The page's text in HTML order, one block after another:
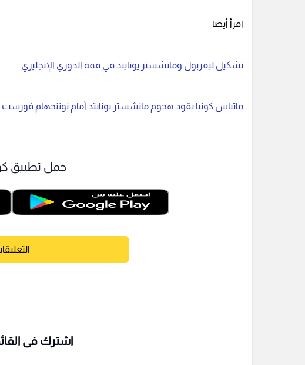
اقرأ أيضا
تشكيل ليفربول ومانشستر يونايتد في قمة الدوري الإنجليزي
ماتياس كونيا يقود هجوم مانشستر يونايتد أمام نوتنجهام فورست
حمل تطبيق
اشترك فى